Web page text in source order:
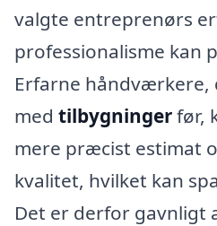
valgte entreprenørs
professionalisme kan
Erfarne håndværkere,
med tilbygningerfør,
mere præcist estimat
kvalitet, hvilket kan
Det er derfor gavnligt